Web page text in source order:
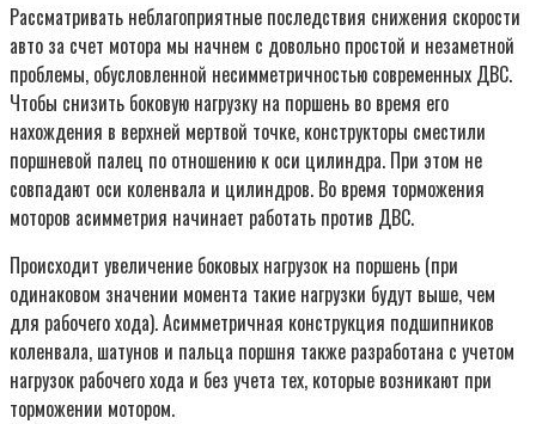
Рассматривать неблагоприятные последствия снижения скорости
авто за счет мотора мы начнем с довольно простой и незаметной
проблемы, обусловленной несимметричностью современных ДВС.
Чтобы снизить боковую нагрузку на поршень во время его
нахождения в верхней мертвой точке, конструкторы сместили
поршневой палец по отношению к оси цилиндра. При этом не
совпадают оси коленвала и цилиндров. Во время торможения
моторов асимметрия начинает работать против ДВС.
Происходит увеличение боковых нагрузок на поршень (при
одинаковом значении момента такие нагрузки будут выше, чем
для рабочего хода). Асимметричная конструкция подшипников
коленвала, шатунов и пальца поршня также разработана с учетом
нагрузок рабочего хода и без учета тех, которые возникают при
торможении мотором.